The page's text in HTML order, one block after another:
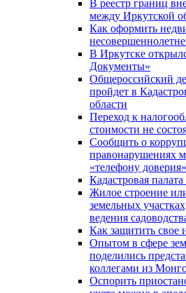
В реестр границ
между Иркутской
Как оформить
В Иркутске
Документы»
Общероссийский
пройдет в
области
Переход к
стоимости не
Сообщить о
правонарушениях
«телефону доверия»
Кадастровая
Жилое строение
земельных
ведения
Как защитить свое
Опытом в сфере
поделились
коллегами из
Оспорить